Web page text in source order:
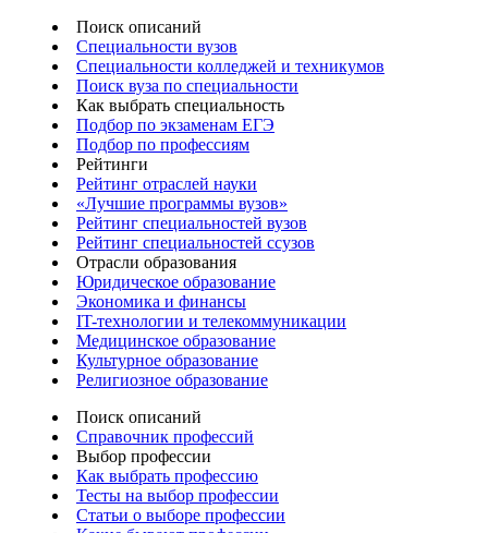
Поиск описаний
Специальности вузов
Специальности колледжей и техникумов
Поиск вуза по специальности
Как выбрать специальность
Подбор по экзаменам ЕГЭ
Подбор по профессиям
Рейтинги
Рейтинг отраслей науки
«Лучшие программы вузов»
Рейтинг специальностей вузов
Рейтинг специальностей ссузов
Отрасли образования
Юридическое образование
Экономика и финансы
IT-технологии и телекоммуникации
Медицинское образование
Культурное образование
Религиозное образование
Поиск описаний
Справочник профессий
Выбор профессии
Как выбрать профессию
Тесты на выбор профессии
Статьи о выборе профессии